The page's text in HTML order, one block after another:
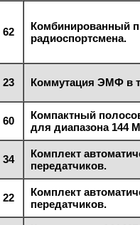
62
Комбинированный
радиоспортсмена.
23 Коммутация ЭМФ в
60
Компактный
для диапазона 144
34
Комплект
передатчиков.
22
Комплект
передатчиков.